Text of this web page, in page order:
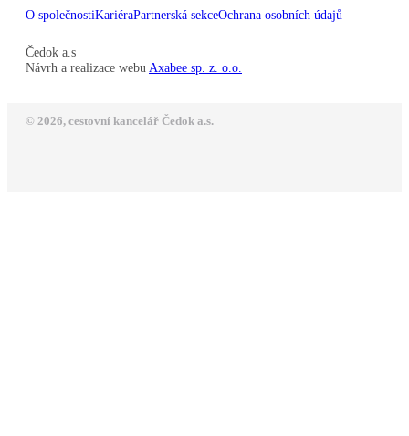
O společnostiKariéraPartnerská sekceOchrana osobních údajů
Čedok a.s
Návrh a realizace webu Axabee sp. z. o.o.
© 2026, cestovní kancelář Čedok a.s.